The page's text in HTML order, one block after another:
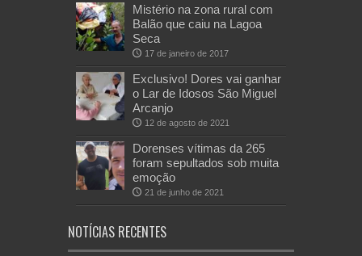
Mistério na zona rural com
Balão que caiu na Lagoa
Seca
17 de janeiro de 2017
Exclusivo! Dores vai ganhar
o Lar de Idosos São Miguel
Arcanjo
12 de agosto de 2021
Dorenses vítimas da 265
foram sepultados sob muita
emoção
21 de junho de 2021
NOTÍCIAS RECENTES